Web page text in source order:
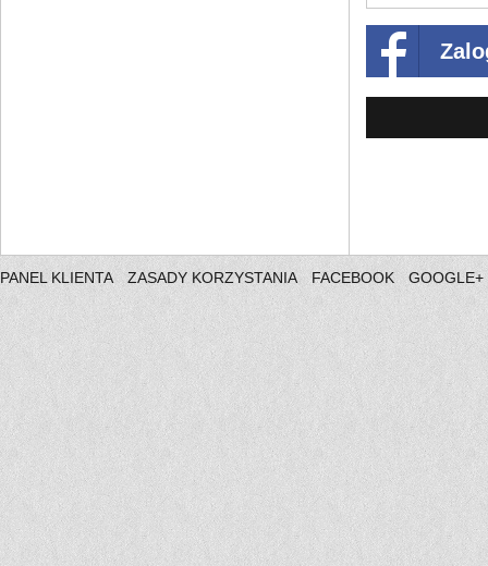
PANEL KLIENTA ZASADY KORZYSTANIA FACEBOOK GOOGLE+